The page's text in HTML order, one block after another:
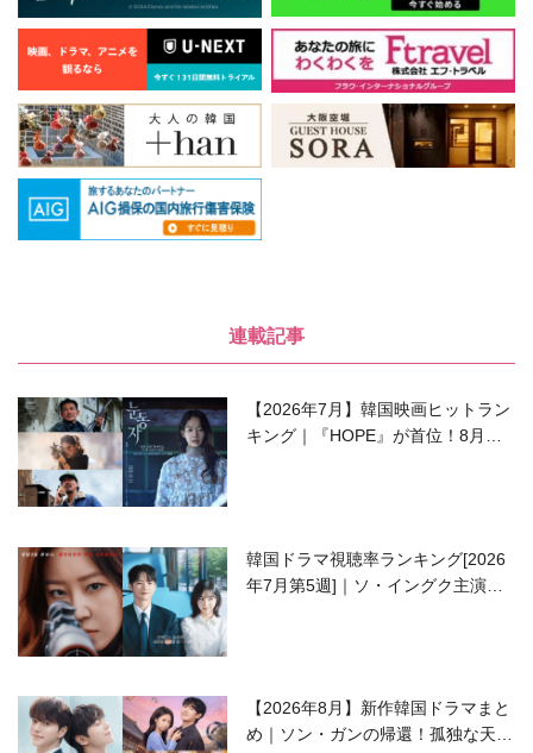
連載記事
【2026年7月】韓国映画ヒットラン
キング｜『HOPE』が首位！8月公
韓国ドラマ視聴率ランキング[2026
年7月第5週]｜ソ・イングク主演の
【2026年8月】新作韓国ドラマまと
め｜ソン・ガンの帰還！孤独な天才